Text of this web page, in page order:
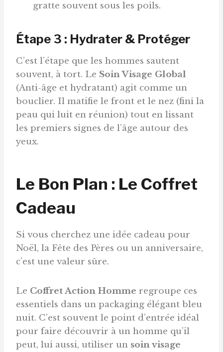
gratte souvent sous les poils.
Étape 3 : Hydrater & Protéger
C’est l’étape que les hommes sautent
souvent, à tort. Le Soin Visage Global
(Anti-âge et hydratant) agit comme un
bouclier. Il matifie le front et le nez (fini la
peau qui luit en réunion) tout en lissant
les premiers signes de l’âge autour des
yeux.
Le Bon Plan : Le Coffret
Cadeau
Si vous cherchez une idée cadeau pour
Noël, la Fête des Pères ou un anniversaire,
c’est une valeur sûre.
Le Coffret Action Homme regroupe ces
essentiels dans un packaging élégant bleu
nuit. C’est souvent le point d’entrée idéal
pour faire découvrir à un homme qu’il
peut, lui aussi, utiliser un soin visage